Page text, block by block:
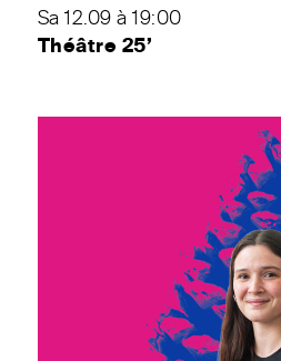
Sa 12.09 à 19:00
Théâtre 25’